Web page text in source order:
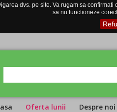
dvs. pe site. Va rugam sa
sa nu functioneze
Oferta lunii Despre noi